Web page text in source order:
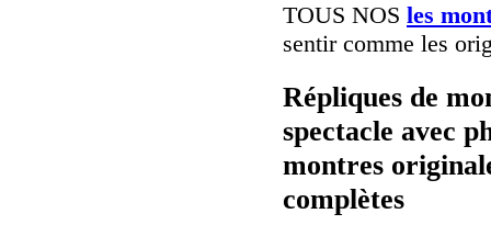
TOUS NOS les
sentir comme les
Répliques de
spectacle avec
montres
complètes